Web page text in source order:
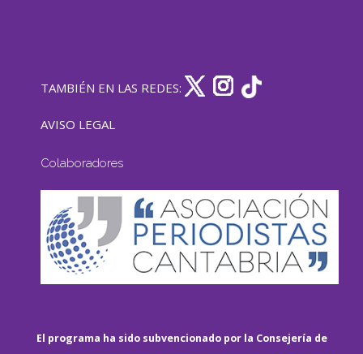
TAMBIÉN EN LAS REDES:
AVISO LEGAL
Colaboradores
El programa ha sido subvencionado por la Consejería de